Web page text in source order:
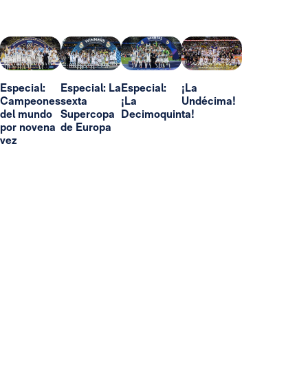
Especial:
Campeones
del mundo
por novena
vez
Especial: La
sexta
Supercopa
de Europa
Especial:
¡La
Decimoquinta!
¡La
Undécima!